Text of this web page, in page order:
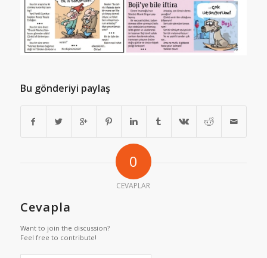
Bu gönderiyi paylaş
0
CEVAPLAR
Cevapla
Want to join the discussion?
Feel free to contribute!